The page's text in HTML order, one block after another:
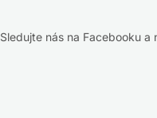
Sledujte nás na Facebooku